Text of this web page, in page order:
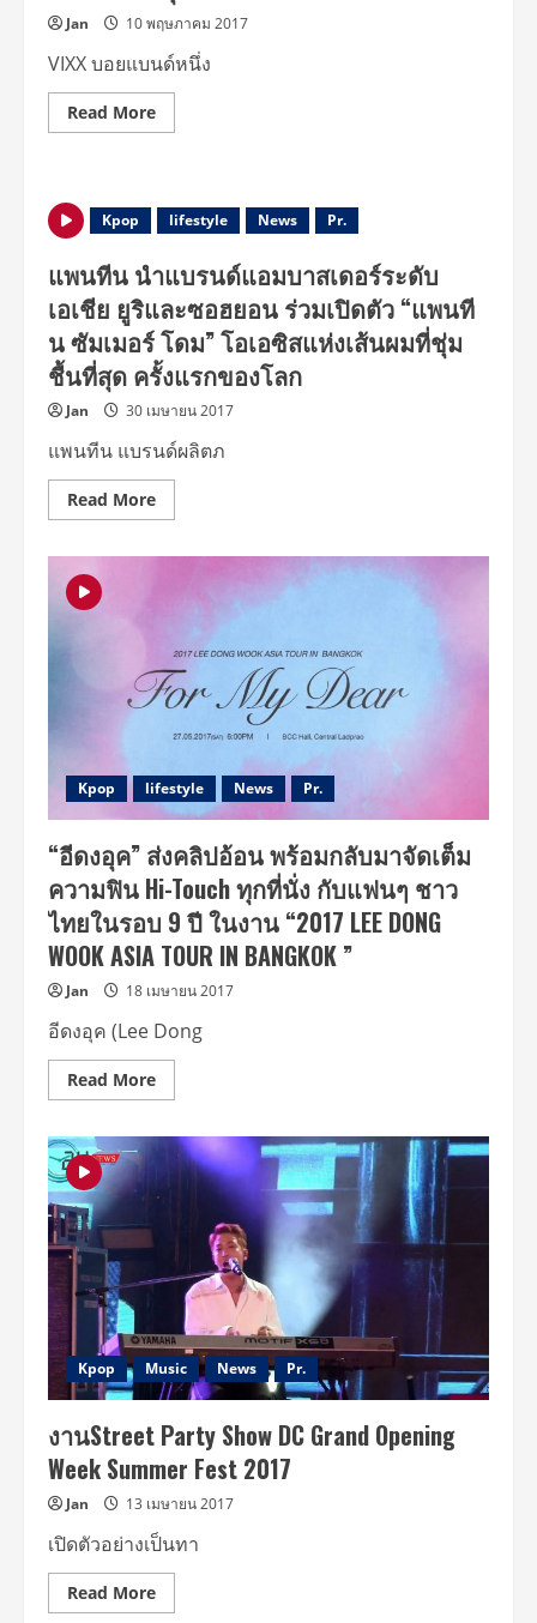
Jan 10 พฤษภาคม 2017
VIXX บอยแบนด์หนึ่ง
Read MoreRead
more
แห่ง
คอน
กลับ
พร้อม
อิมเมจ
ย้อน
ยุค!
Kpop lifestyle News Pr.
แพนทีน นำแบรนด์แอมบาสเดอร์ระดับ
เอเชีย ยูริและซอฮยอน ร่วมเปิดตัว “แพนที
น ซัมเมอร์ โดม” โอเอซิสแห่งเส้นผมที่ชุ่ม
ชื้นที่สุด ครั้งแรกของโลก
Jan 30 เมษายน 2017
แพนทีน แบรนด์ผลิตภ
Read MoreRead
more
บา
สเด
อร์
ระดับ
เอเชีย
ซอฮ
ยอน
ร่วม
ตัว
“แพ
นทีน
ซัมเมอร์
โดม”
โอเอซิส
แห่ง
เส้นผม
ที่
ชุ่ม
ชื้น
ที่สุด
แรก
ของ
โลก
Kpop lifestyle News Pr.
“อีดงอุค” ส่งคลิปอ้อน พร้อมกลับมาจัดเต็ม
ความฟิน Hi-Touch ทุกที่นั่ง กับแฟนๆ ชาว
ไทยในรอบ 9 ปี ในงาน “2017 LEE DONG
WOOK ASIA TOUR IN BANGKOK ”
Jan 18 เมษายน 2017
อีดงอุค (Lee Dong
Read MoreRead
more
ดง
อุค”
ส่ง
คลิป
จัด
ความ
ฟิน
Hi-
Touch
ทุก
ที่
กับ
แฟนๆ
ชาว
ไทย
ใน
รอบ
9
ปี
งาน
“2017
LEE
Kpop Music News Pr.
งานStreet Party Show DC Grand Opening
Week Summer Fest 2017
Jan 13 เมษายน 2017
เปิดตัวอย่างเป็นทา
Read MoreRead
more